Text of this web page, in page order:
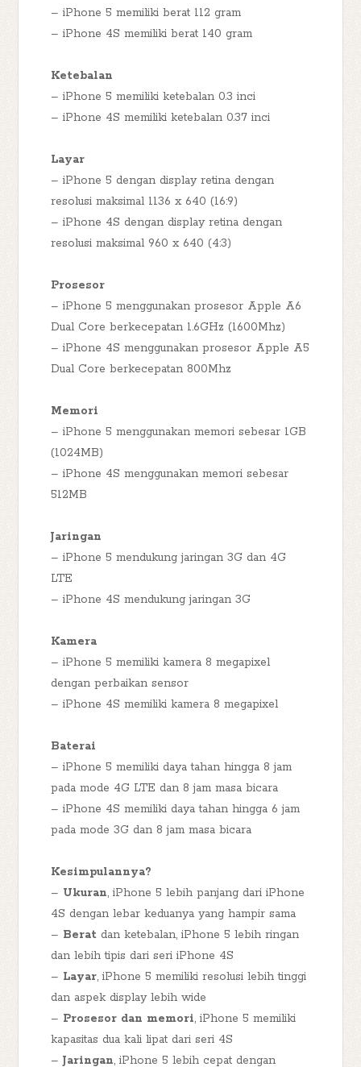
– iPhone 5 memiliki berat 112 gram
– iPhone 4S memiliki berat 140 gram
Ketebalan
– iPhone 5 memiliki ketebalan 0.3 inci
– iPhone 4S memiliki ketebalan 0.37 inci
Layar
– iPhone 5 dengan display retina dengan
resolusi maksimal 1136 x 640 (16:9)
– iPhone 4S dengan display retina dengan
resolusi maksimal 960 x 640 (4:3)
Prosesor
– iPhone 5 menggunakan prosesor Apple A6
Dual Core berkecepatan 1.6GHz (1600Mhz)
– iPhone 4S menggunakan prosesor Apple A5
Dual Core berkecepatan 800Mhz
Memori
– iPhone 5 menggunakan memori sebesar 1GB
(1024MB)
– iPhone 4S menggunakan memori sebesar
512MB
Jaringan
– iPhone 5 mendukung jaringan 3G dan 4G
LTE
– iPhone 4S mendukung jaringan 3G
Kamera
– iPhone 5 memiliki kamera 8 megapixel
dengan perbaikan sensor
– iPhone 4S memiliki kamera 8 megapixel
Baterai
– iPhone 5 memiliki daya tahan hingga 8 jam
pada mode 4G LTE dan 8 jam masa bicara
– iPhone 4S memiliki daya tahan hingga 6 jam
pada mode 3G dan 8 jam masa bicara
Kesimpulannya?
– Ukuran, iPhone 5 lebih panjang dari iPhone
4S dengan lebar keduanya yang hampir sama
– Berat dan ketebalan, iPhone 5 lebih ringan
dan lebih tipis dari seri iPhone 4S
– Layar, iPhone 5 memiliki resolusi lebih tinggi
dan aspek display lebih wide
– Prosesor dan memori, iPhone 5 memiliki
kapasitas dua kali lipat dari seri 4S
–Jaringan, iPhone 5 lebih cepat dengan